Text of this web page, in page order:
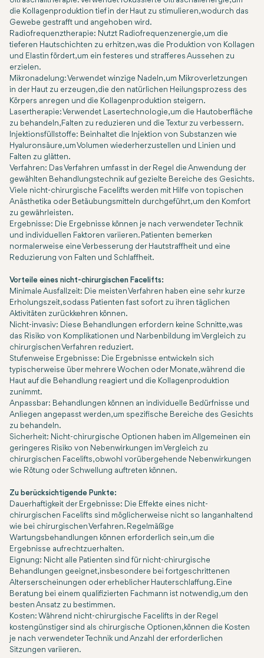
die Kollagenproduktion tief in der Haut zu stimulieren, wodurch das
Gewebe gestrafft und angehoben wird.
Radiofrequenztherapie: Nutzt Radiofrequenzenergie, um die
tieferen Hautschichten zu erhitzen, was die Produktion von Kollagen
und Elastin fördert, um ein festeres und strafferes Aussehen zu
erzielen.
Mikronadelung: Verwendet winzige Nadeln, um Mikroverletzungen
in der Haut zu erzeugen, die den natürlichen Heilungsprozess des
Körpers anregen und die Kollagenproduktion steigern.
Lasertherapie: Verwendet Lasertechnologie, um die Hautoberfläche
zu behandeln, Falten zu reduzieren und die Textur zu verbessern.
Injektionsfüllstoffe: Beinhaltet die Injektion von Substanzen wie
Hyaluronsäure, um Volumen wiederherzustellen und Linien und
Falten zu glätten.
Verfahren: Das Verfahren umfasst in der Regel die Anwendung der
gewählten Behandlungstechnik auf gezielte Bereiche des Gesichts.
Viele nicht-chirurgische Facelifts werden mit Hilfe von topischen
Anästhetika oder Betäubungsmitteln durchgeführt, um den Komfort
zu gewährleisten.
Ergebnisse: Die Ergebnisse können je nach verwendeter Technik
und individuellen Faktoren variieren. Patienten bemerken
normalerweise eine Verbesserung der Hautstraffheit und eine
Reduzierung von Falten und Schlaffheit.
Vorteile eines nicht-chirurgischen Facelifts:
Minimale Ausfallzeit: Die meisten Verfahren haben eine sehr kurze
Erholungszeit, sodass Patienten fast sofort zu ihren täglichen
Aktivitäten zurückkehren können.
Nicht-invasiv: Diese Behandlungen erfordern keine Schnitte, was
das Risiko von Komplikationen und Narbenbildung im Vergleich zu
chirurgischen Verfahren reduziert.
Stufenweise Ergebnisse: Die Ergebnisse entwickeln sich
typischerweise über mehrere Wochen oder Monate, während die
Haut auf die Behandlung reagiert und die Kollagenproduktion
zunimmt.
Anpassbar: Behandlungen können an individuelle Bedürfnisse und
Anliegen angepasst werden, um spezifische Bereiche des Gesichts
zu behandeln.
Sicherheit: Nicht-chirurgische Optionen haben im Allgemeinen ein
geringeres Risiko von Nebenwirkungen im Vergleich zu
chirurgischen Facelifts, obwohl vorübergehende Nebenwirkungen
wie Rötung oder Schwellung auftreten können.
Zu berücksichtigende Punkte:
Dauerhaftigkeit der Ergebnisse: Die Effekte eines nicht-
chirurgischen Facelifts sind möglicherweise nicht so langanhaltend
wie bei chirurgischen Verfahren. Regelmäßige
Wartungsbehandlungen können erforderlich sein, um die
Ergebnisse aufrechtzuerhalten.
Eignung: Nicht alle Patienten sind für nicht-chirurgische
Behandlungen geeignet, insbesondere bei fortgeschrittenen
Alterserscheinungen oder erheblicher Hauterschlaffung. Eine
Beratung bei einem qualifizierten Fachmann ist notwendig, um den
besten Ansatz zu bestimmen.
Kosten: Während nicht-chirurgische Facelifts in der Regel
kostengünstiger sind als chirurgische Optionen, können die Kosten
je nach verwendeter Technik und Anzahl der erforderlichen
Sitzungen variieren.